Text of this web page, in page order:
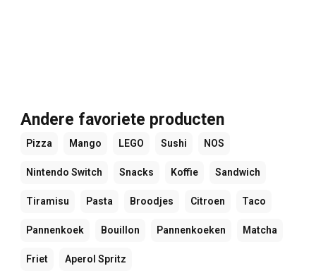
Andere favoriete producten
Pizza Mango LEGO Sushi NOS
Nintendo Switch Snacks Koffie Sandwich
Tiramisu Pasta Broodjes Citroen Taco
Pannenkoek Bouillon Pannenkoeken Matcha
Friet Aperol Spritz